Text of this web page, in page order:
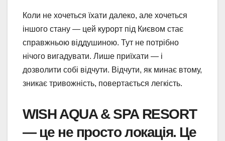
Коли не хочеться їхати далеко, але хочеться
іншого стану — цей курорт під Києвом стає
справжньою віддушиною. Тут не потрібно
нічого вигадувати. Лише приїхати — і
дозволити собі відчути. Відчути, як минає втому,
зникає тривожність, повертається легкість.
WISH AQUA & SPA RESORT
— це не просто локація. Це